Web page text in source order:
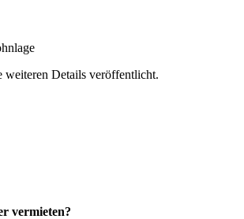
weiteren Details veröffentlicht.
vermieten?